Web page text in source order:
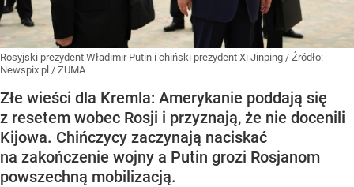
Rosyjski prezydent Władimir Putin i chiński prezydent Xi Jinping / Źródło:
Newspix.pl / ZUMA
Złe wieści dla Kremla: Amerykanie poddają się
z resetem wobec Rosji i przyznają, że nie docenili
Kijowa. Chińczycy zaczynają naciskać
na zakończenie wojny a Putin grozi Rosjanom
powszechną mobilizacją.